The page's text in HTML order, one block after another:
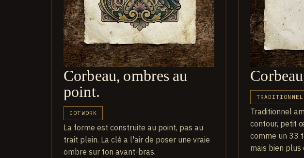
Corbeau, ombres au
point.
DOTWORK
La forme est construite au point, pas au
trait plein. La clé a l'air de poser une vraie
ombre sur ton avant-bras.
TRADITIONNEL
Traditionnel
contour, petit
comme un 33
mais bien plus